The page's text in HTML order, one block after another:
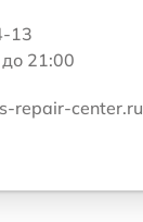
13
21:00
repair-center.ru